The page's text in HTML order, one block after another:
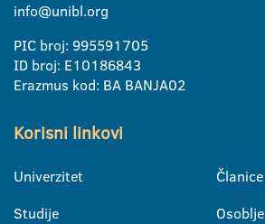
info@unibl.org
PIC broj: 995591705
ID broj: E10186843
Erazmus kod: BA BANJA02
Korisni linkovi
Univerzitet
Studije
Članice
Osoblje